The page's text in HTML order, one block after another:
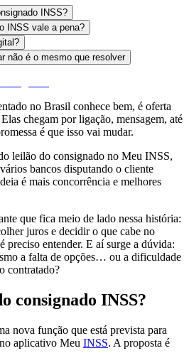
INSS?
INSS vale a pena?
não é o mesmo que resolver
no Brasil conhece bem, é oferta
chegam por ligação, mensagem, até
é que isso vai mudar.
leilão do consignado no Meu INSS,
bancos disputando o cliente
é mais concorrência e melhores
que fica meio de lado nessa história:
juros e decidir o que cabe no
preciso entender. E aí surge a dúvida:
a falta de opções… ou a dificuldade
contratado?
consignado INSS?
nova função que está prevista para
aplicativo Meu INSS. A proposta é